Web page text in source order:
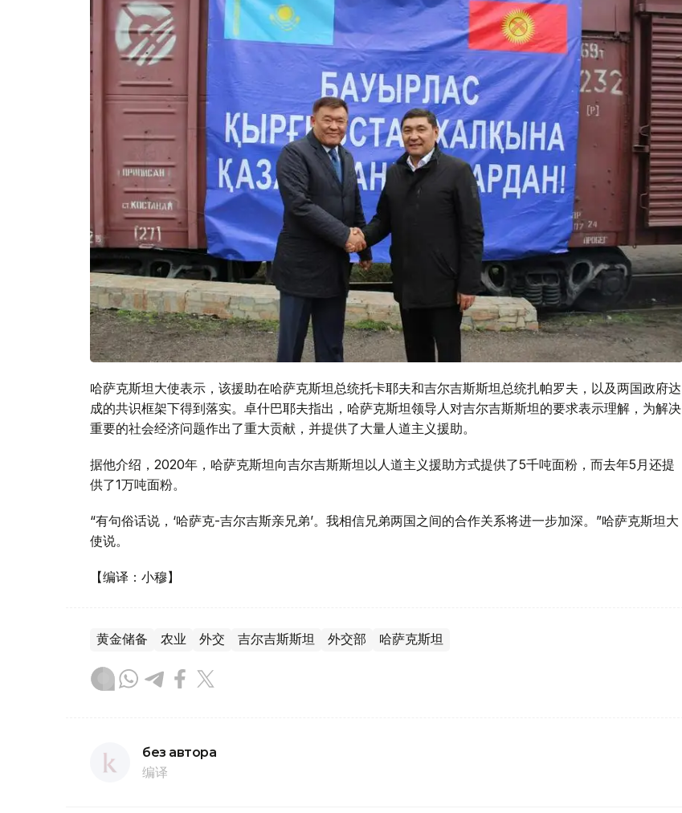
哈萨克斯坦大使表示，该援助在哈萨克斯坦总统托卡耶夫和吉尔吉斯斯坦总统扎帕罗夫，以及两国政府达
成的共识框架下得到落实。卓什巴耶夫指出，哈萨克斯坦领导人对吉尔吉斯斯坦的要求表示理解，为解决
重要的社会经济问题作出了重大贡献，并提供了大量人道主义援助。
据他介绍，2020年，哈萨克斯坦向吉尔吉斯斯坦以人道主义援助方式提供了5千吨面粉，而去年5月还提
供了1万吨面粉。
“有句俗话说，‘哈萨克-吉尔吉斯亲兄弟’。我相信兄弟两国之间的合作关系将进一步加深。”哈萨克斯坦大
使说。
【编译：小穆】
黄金储备 农业 外交 吉尔吉斯斯坦 外交部 哈萨克斯坦
без автора
编译